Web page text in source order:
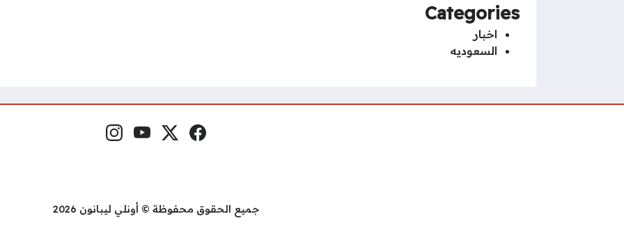
Categories
اخبار
السعوديه
مواقع التواصل فيسبوكمنصة إكس
يوتيوبإنستغرام
جميع الحقوق محفوظة © أونلي ليبانون 2026